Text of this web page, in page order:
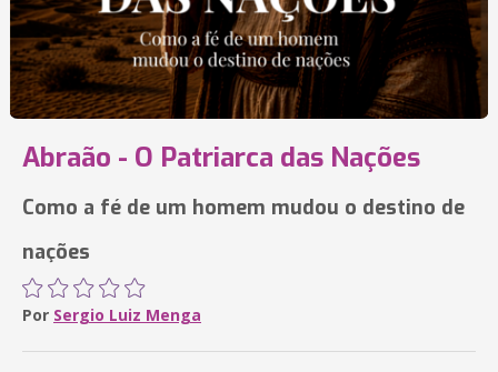
Abraão - O Patriarca das Nações
Como a fé de um homem mudou o destino de
nações
Por Sergio Luiz Menga